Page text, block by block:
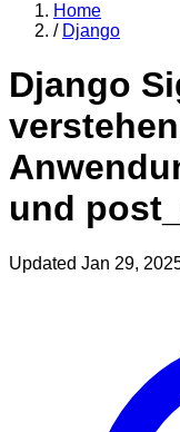
Home
/ Django
Django
und
Updated Jan 29,